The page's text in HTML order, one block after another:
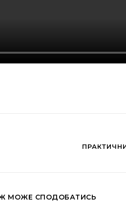
МОЖЕ СПОДОБАТИСЬ